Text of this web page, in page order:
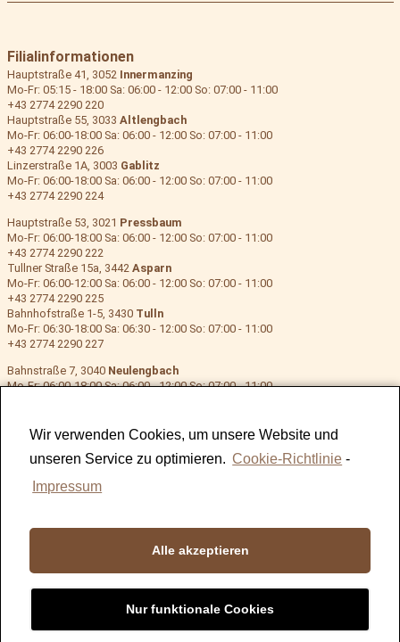
Wir verwenden Cookies, um unsere Website und
unseren Service zu optimieren. Cookie-Richtlinie -
Impressum
Alle akzeptieren
Nur funktionale Cookies
Filialinformationen
Hauptstraße 41, 3052 Innermanzing
Mo-Fr: 05:15 - 18:00 Sa: 06:00 - 12:00 So: 07:00 - 11:00
+43 2774 2290 220
Hauptstraße 55, 3033 Altlengbach
Mo-Fr: 06:00-18:00 Sa: 06:00 - 12:00 So: 07:00 - 11:00
+43 2774 2290 226
Linzerstraße 1A, 3003 Gablitz
Mo-Fr: 06:00-18:00 Sa: 06:00 - 12:00 So: 07:00 - 11:00
+43 2774 2290 224
Hauptstraße 53, 3021 Pressbaum
Mo-Fr: 06:00-18:00 Sa: 06:00 - 12:00 So: 07:00 - 11:00
+43 2774 2290 222
Tullner Straße 15a, 3442 Asparn
Mo-Fr: 06:00-12:00 Sa: 06:00 - 12:00 So: 07:00 - 11:00
+43 2774 2290 225
Bahnhofstraße 1-5, 3430 Tulln
Mo-Fr: 06:30-18:00 Sa: 06:30 - 12:00 So: 07:00 - 11:00
+43 2774 2290 227
Bahnstraße 7, 3040 Neulengbach
Mo-Fr: 06:00-18:00 Sa: 06:00 - 12:00 So: 07:00 - 11:00
Mo-Fr: 06:00-18:00 Sa: 06:00 - 12:00 So: 07:00 - 11:00